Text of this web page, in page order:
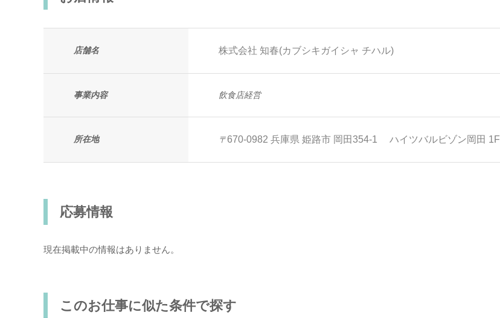
店舗名 株式会社 知春(カブシキガイシャ チハル)
事業内容 飲食店経営
所在地 〒670-0982 兵庫県 姫路市 岡田354-1 ハイツバルビゾン岡田 1F
応募情報
現在掲載中の情報はありません。
このお仕事に似た条件で探す